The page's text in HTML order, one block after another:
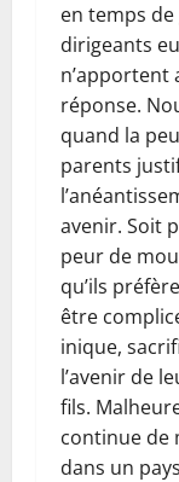
en temps
dirigeants
n’apportent
réponse.
quand la
parents
avenir. Soit
peur de
qu’ils
être
inique,
l’avenir de
fils.
continue de
dans un